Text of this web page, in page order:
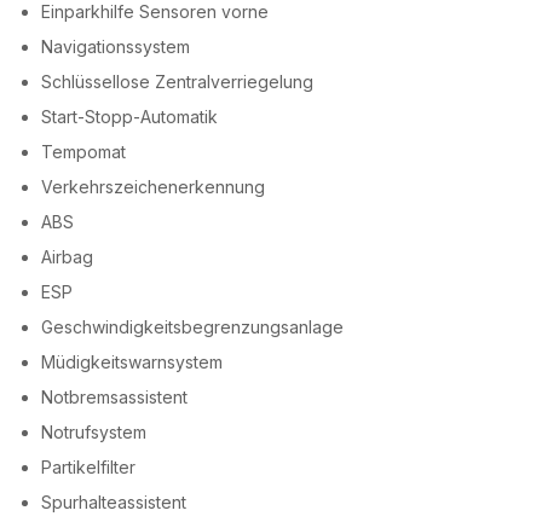
Einparkhilfe Sensoren vorne
Navigationssystem
Schlüssellose Zentralverriegelung
Start-Stopp-Automatik
Tempomat
Verkehrszeichenerkennung
ABS
Airbag
ESP
Geschwindigkeitsbegrenzungsanlage
Müdigkeitswarnsystem
Notbremsassistent
Notrufsystem
Partikelfilter
Spurhalteassistent